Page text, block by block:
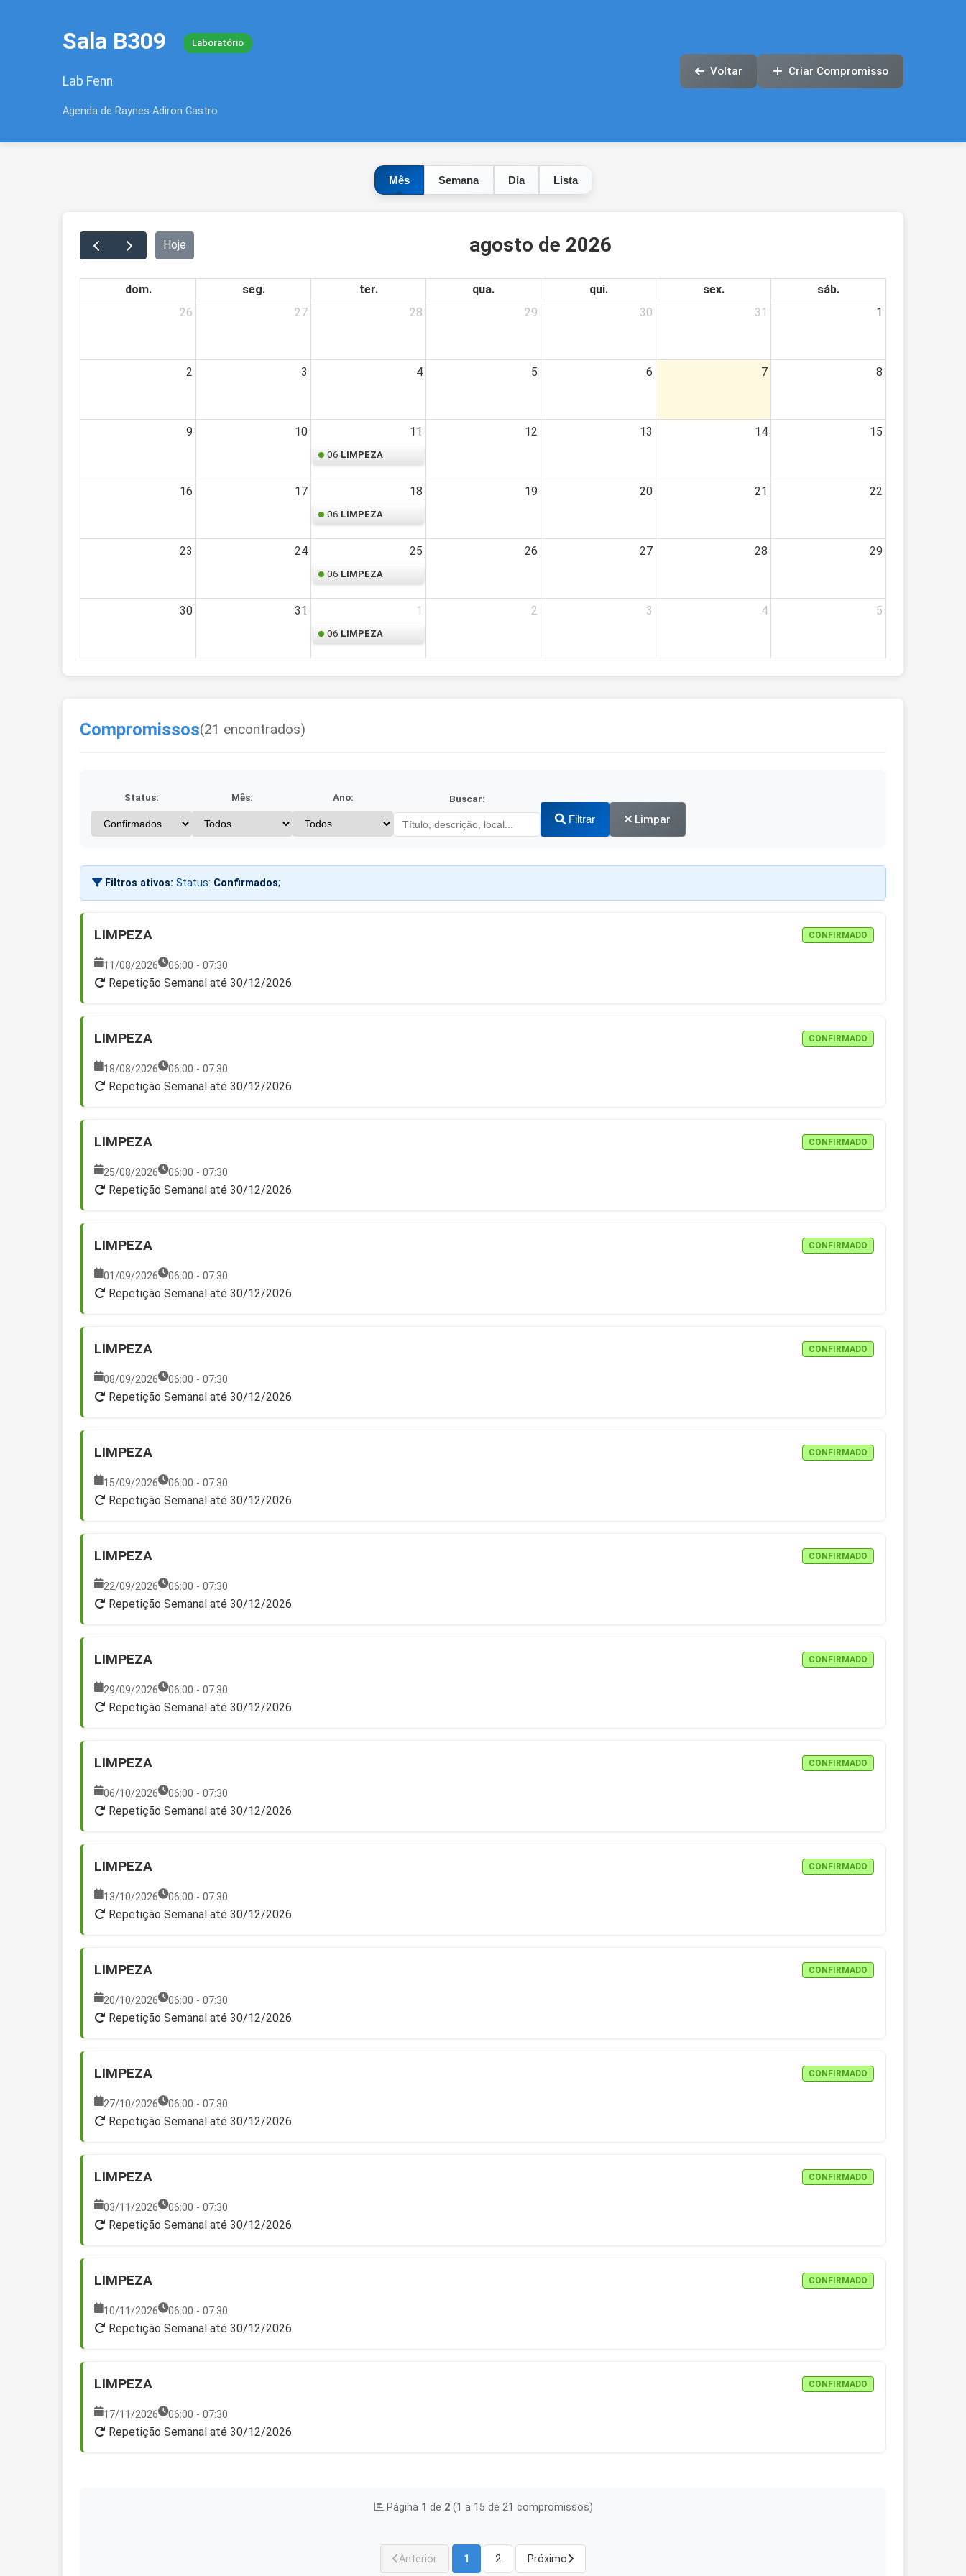
Sala B309 Laboratório
Lab Fenn
Agenda de Raynes Adiron Castro
Voltar Criar Compromisso
Mês Semana Dia Lista
Hoje agosto de 2026
dom. seg. ter. qua. qui. sex.
sáb.
26
27 28 29 30 31 1
2 3 4 5 6 7 8
9 10 11
06 LIMPEZA
12 13 14 15
16 17 18
06 LIMPEZA
19 20 21 22
23 24 25
06 LIMPEZA
26 27 28 29
30 31 1
06 LIMPEZA
2 3 4 5
Compromissos(21 encontrados)
Status: Mês: Ano: Buscar:
Filtrar Limpar
Filtros ativos: Status: Confirmados;
LIMPEZA CONFIRMADO
11/08/2026 06:00 - 07:30
Repetição Semanal até 30/12/2026
LIMPEZA CONFIRMADO
18/08/2026 06:00 - 07:30
Repetição Semanal até 30/12/2026
LIMPEZA CONFIRMADO
25/08/2026 06:00 - 07:30
Repetição Semanal até 30/12/2026
LIMPEZA CONFIRMADO
01/09/2026 06:00 - 07:30
Repetição Semanal até 30/12/2026
LIMPEZA CONFIRMADO
08/09/2026 06:00 - 07:30
Repetição Semanal até 30/12/2026
LIMPEZA CONFIRMADO
15/09/2026 06:00 - 07:30
Repetição Semanal até 30/12/2026
LIMPEZA CONFIRMADO
22/09/2026 06:00 - 07:30
Repetição Semanal até 30/12/2026
LIMPEZA CONFIRMADO
29/09/2026 06:00 - 07:30
Repetição Semanal até 30/12/2026
LIMPEZA CONFIRMADO
06/10/2026 06:00 - 07:30
Repetição Semanal até 30/12/2026
LIMPEZA CONFIRMADO
13/10/2026 06:00 - 07:30
Repetição Semanal até 30/12/2026
LIMPEZA CONFIRMADO
20/10/2026 06:00 - 07:30
Repetição Semanal até 30/12/2026
LIMPEZA CONFIRMADO
27/10/2026 06:00 - 07:30
Repetição Semanal até 30/12/2026
LIMPEZA CONFIRMADO
03/11/2026 06:00 - 07:30
Repetição Semanal até 30/12/2026
LIMPEZA CONFIRMADO
10/11/2026 06:00 - 07:30
Repetição Semanal até 30/12/2026
LIMPEZA CONFIRMADO
17/11/2026 06:00 - 07:30
Repetição Semanal até 30/12/2026
Página 1 de 2(1 a 15 de 21 compromissos)
Anterior 1 2 Próximo